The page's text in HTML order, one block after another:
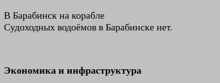
В Барабинск на корабле
Судоходных водоёмов в Барабинске нет.
Экономика и инфраструктура